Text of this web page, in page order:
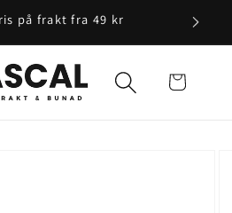
på frakt fra 49 kr
Handlekurv